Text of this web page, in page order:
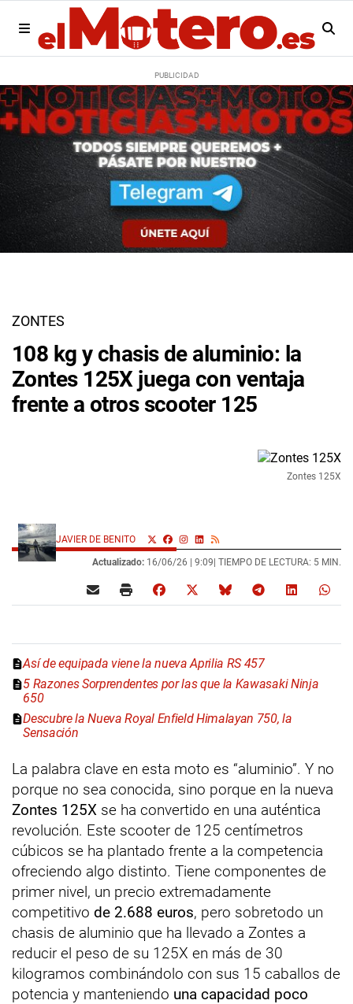
ZONTES
108 kg y chasis de aluminio: la
Zontes 125X juega con ventaja
frente a otros scooter 125
Zontes 125X
JAVIER DE BENITO
Actualizado: 16/06/26 | 9:09| TIEMPO DE LECTURA: 5 MIN.
Así de equipada viene la nueva Aprilia RS 457
5 Razones Sorprendentes por las que la Kawasaki Ninja
650
Descubre la Nueva Royal Enfield Himalayan 750, la
Sensación
La palabra clave en esta moto es “aluminio”. Y no
porque no sea conocida, sino porque en la nueva
Zontes 125X se ha convertido en una auténtica
revolución. Este scooter de 125 centímetros
cúbicos se ha plantado frente a la competencia
ofreciendo algo distinto. Tiene componentes de
primer nivel, un precio extremadamente
competitivo de 2.688 euros, pero sobretodo un
chasis de aluminio que ha llevado a Zontes a
reducir el peso de su 125X en más de 30
kilogramos combinándolo con sus 15 caballos de
potencia y manteniendo una capacidad poco